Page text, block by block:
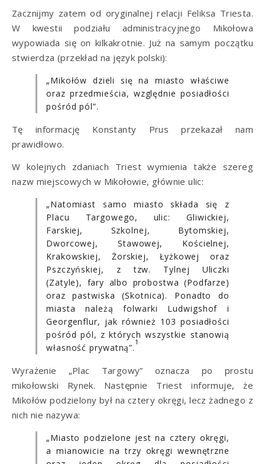
Zacznijmy zatem od oryginalnej relacji Feliksa Triesta.
W kwestii podziału administracyjnego Mikołowa
wypowiada się on kilkakrotnie. Już na samym początku
stwierdza (przekład na język polski):
„Mikołów dzieli się na miasto właściwe
oraz przedmieścia, względnie posiadłości
pośród pól”.
Tę informację Konstanty Prus przekazał nam
prawidłowo.
W kolejnych zdaniach Triest wymienia także szereg
nazw miejscowych w Mikołowie, głównie ulic:
„Natomiast samo miasto składa się z
Placu Targowego, ulic: Gliwickiej,
Farskiej, Szkolnej, Bytomskiej,
Dworcowej, Stawowej, Kościelnej,
Krakowskiej, Żorskiej, Łyżkowej oraz
Pszczyńskiej, z tzw. Tylnej Uliczki
(Zatyle), fary albo probostwa (Podfarze)
oraz pastwiska (Skotnica). Ponadto do
miasta należą folwarki Ludwigshof i
Georgenflur, jak również 103 posiadłości
pośród pól, z których wszystkie stanowią
własność prywatną”.
1
Wyrażenie „Plac Targowy” oznacza po prostu
mikołowski Rynek. Następnie Triest informuje, że
Mikołów podzielony był na cztery okręgi, lecz żadnego z
nich nie nazywa:
„Miasto podzielone jest na cztery okręgi,
a mianowicie na trzy okręgi wewnętrzne